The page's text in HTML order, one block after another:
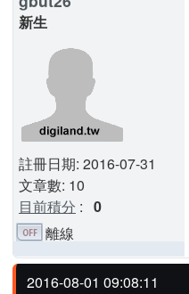
新生
註冊日期: 2016-07-31
文章數: 10
目前積分 : 0
離線
2016-08-01 09:08:11